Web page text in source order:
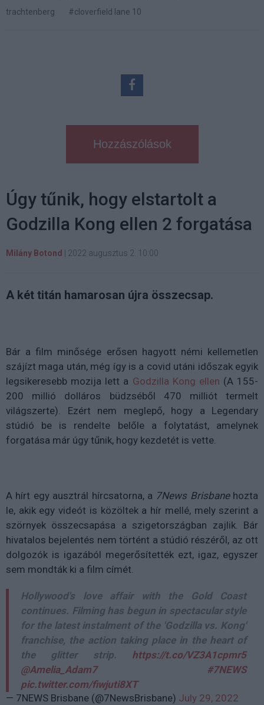
trachtenberg
#cloverfield lane 10
Hozzászólások
Úgy tűnik, hogy elstartolt a
Godzilla Kong ellen 2 forgatása
Milány Botond 2022 augusztus 2. 10:00
A két titán hamarosan újra összecsap.
Bár a film minősége erősen hagyott némi kellemetlen
szájízt maga után, még így is a covid utáni időszak egyik
legsikeresebb mozija lett a Godzilla Kong ellen (A 155-
200 millió dolláros büdzséből 470 milliót termelt
világszerte). Ezért nem meglepő, hogy a Legendary
stúdió be is rendelte belőle a folytatást, amelynek
forgatása már úgy tűnik, hogy kezdetét is vette.
A hírt egy ausztrál hírcsatorna, a 7News Brisbane hozta
le, akik egy videót is közöltek a hír mellé, mely szerint a
szörnyek összecsapása a szigetországban zajlik. Bár
hivatalos bejelentés nem történt a stúdió részéről, az ott
dolgozók is igazából megerősítették ezt, igaz, egyszer
sem mondták ki a film címét.
Hollywood's love affair with the Gold Coast
continues. Filming has begun in spectacular style
for the latest instalment of the 'Godzilla vs. Kong'
franchise, the action taking place in the heart of
the glitter strip. https://t.co/VZ3A1cpmr5
@Amelia_Adam7
#7NEWS
pic.twitter.com/fiwjuti8XT
— 7NEWS Brisbane (@7NewsBrisbane) July 29, 2022